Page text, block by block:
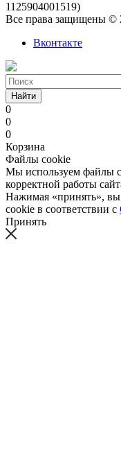
1125904001519)
Все права защищены ©
Вконтакте
Найти
0
0
0
Корзина
Файлы cookie
Мы используем файлы
корректной работы
Нажимая «принять», вы
cookie в соответствии с
Принять